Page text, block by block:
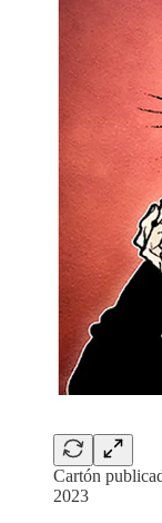
Cartón
2023